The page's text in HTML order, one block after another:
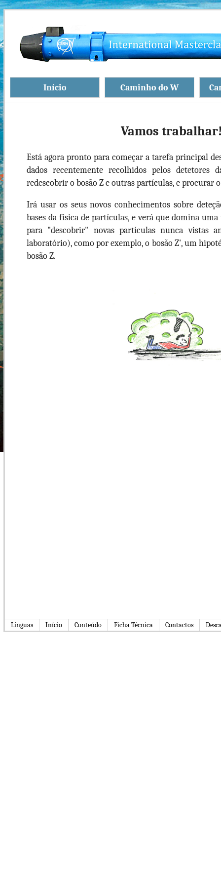
Início Caminho do W
Vamos
Está agora pronto para começar a tarefa principal
dados recentemente recolhidos pelos detetores
redescobrir o bosão Z e outras partículas, e procurar
Irá usar os seus novos conhecimentos sobre
bases da física de partículas, e verá que domina
para "descobrir" novas partículas nunca vistas
laboratório), como por exemplo, o bosão Z', um
bosão Z.
Línguas Início Conteúdo Ficha Técnica Contactos